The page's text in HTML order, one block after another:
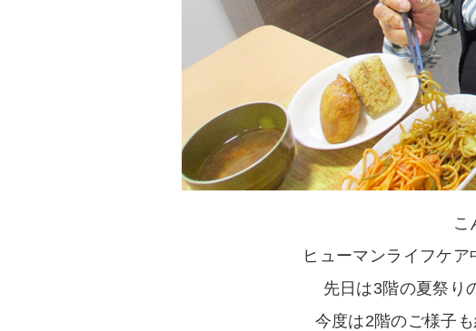
こ
ヒューマンライフケア
先日は3階の夏祭り
今度は2階のご様子